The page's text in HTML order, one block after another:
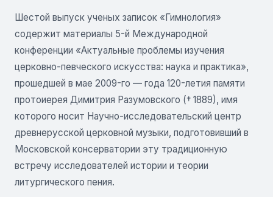
Шестой выпуск ученых записок «Гимнология»
содержит материалы 5-й Международной
конференции «Актуальные проблемы изучения
церковно-певческого искусства: наука и практика»,
прошедшей в мае 2009-го — года 120-летия памяти
протоиерея Димитрия Разумовского († 1889), имя
которого носит Научно-исследовательский центр
древнерусской церковной музыки, подготовивший в
Московской консерватории эту традиционную
встречу исследователей истории и теории
литургического пения.